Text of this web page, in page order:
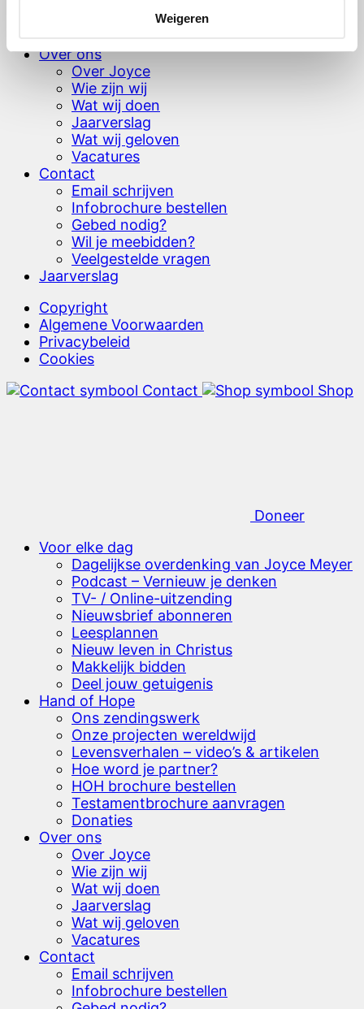
Weigeren
Testamentbrochure aanvragen
Over ons
Over Joyce
Wie zijn wij
Wat wij doen
Jaarverslag
Wat wij geloven
Vacatures
Contact
Email schrijven
Infobrochure bestellen
Gebed nodig?
Wil je meebidden?
Veelgestelde vragen
Jaarverslag
Copyright
Algemene Voorwaarden
Privacybeleid
Cookies
Contact
Shop
Doneer
Voor elke dag
Dagelijkse overdenking van Joyce Meyer
Podcast – Vernieuw je denken
TV- / Online-uitzending
Nieuwsbrief abonneren
Leesplannen
Nieuw leven in Christus
Makkelijk bidden
Deel jouw getuigenis
Hand of Hope
Ons zendingswerk
Onze projecten wereldwijd
Levensverhalen – video’s & artikelen
Hoe word je partner?
HOH brochure bestellen
Testamentbrochure aanvragen
Donaties
Over ons
Over Joyce
Wie zijn wij
Wat wij doen
Jaarverslag
Wat wij geloven
Vacatures
Contact
Email schrijven
Infobrochure bestellen